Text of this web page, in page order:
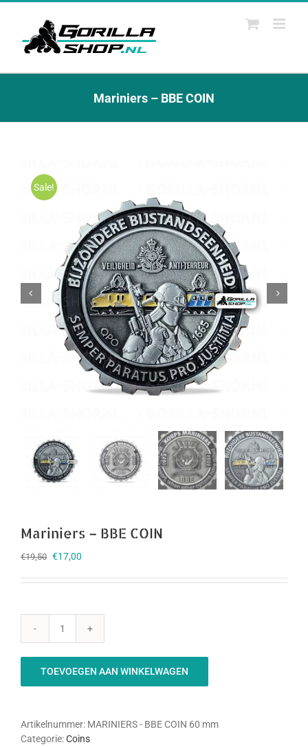
Ga
Mariniers – BBE COIN
Sale!
 
Mariniers – BBE COIN
€19,50 Oorspronkelijke
was:
€17,00
is:
Mariniers
COIN
TOEVOEGEN AAN WINKELWAGEN
Artikelnummer: MARINIERS - BBE COIN 60 mm
Categorie:Coins